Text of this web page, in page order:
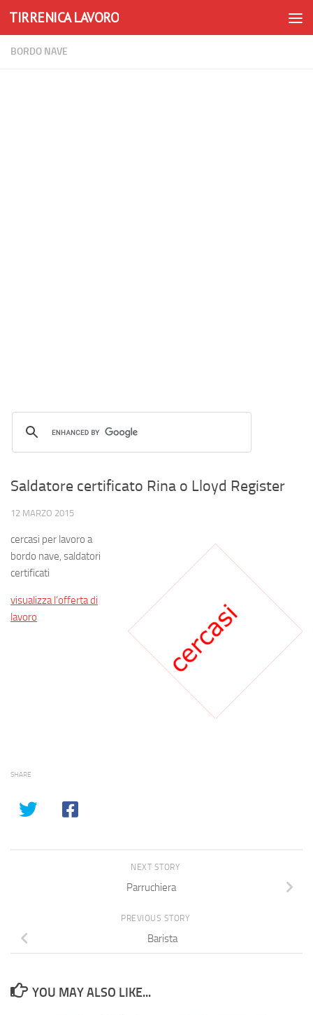
Skip to content
TIRRENICA LAVORO
BORDO NAVE
Saldatore certificato Rina o Lloyd Register
12 MARZO 2015
cercasi per lavoro a
bordo nave, saldatori
certificati
visualizza l’offerta di
lavoro
SHARE
NEXT STORY
Parruchiera
PREVIOUS STORY
Barista
YOU MAY ALSO LIKE...